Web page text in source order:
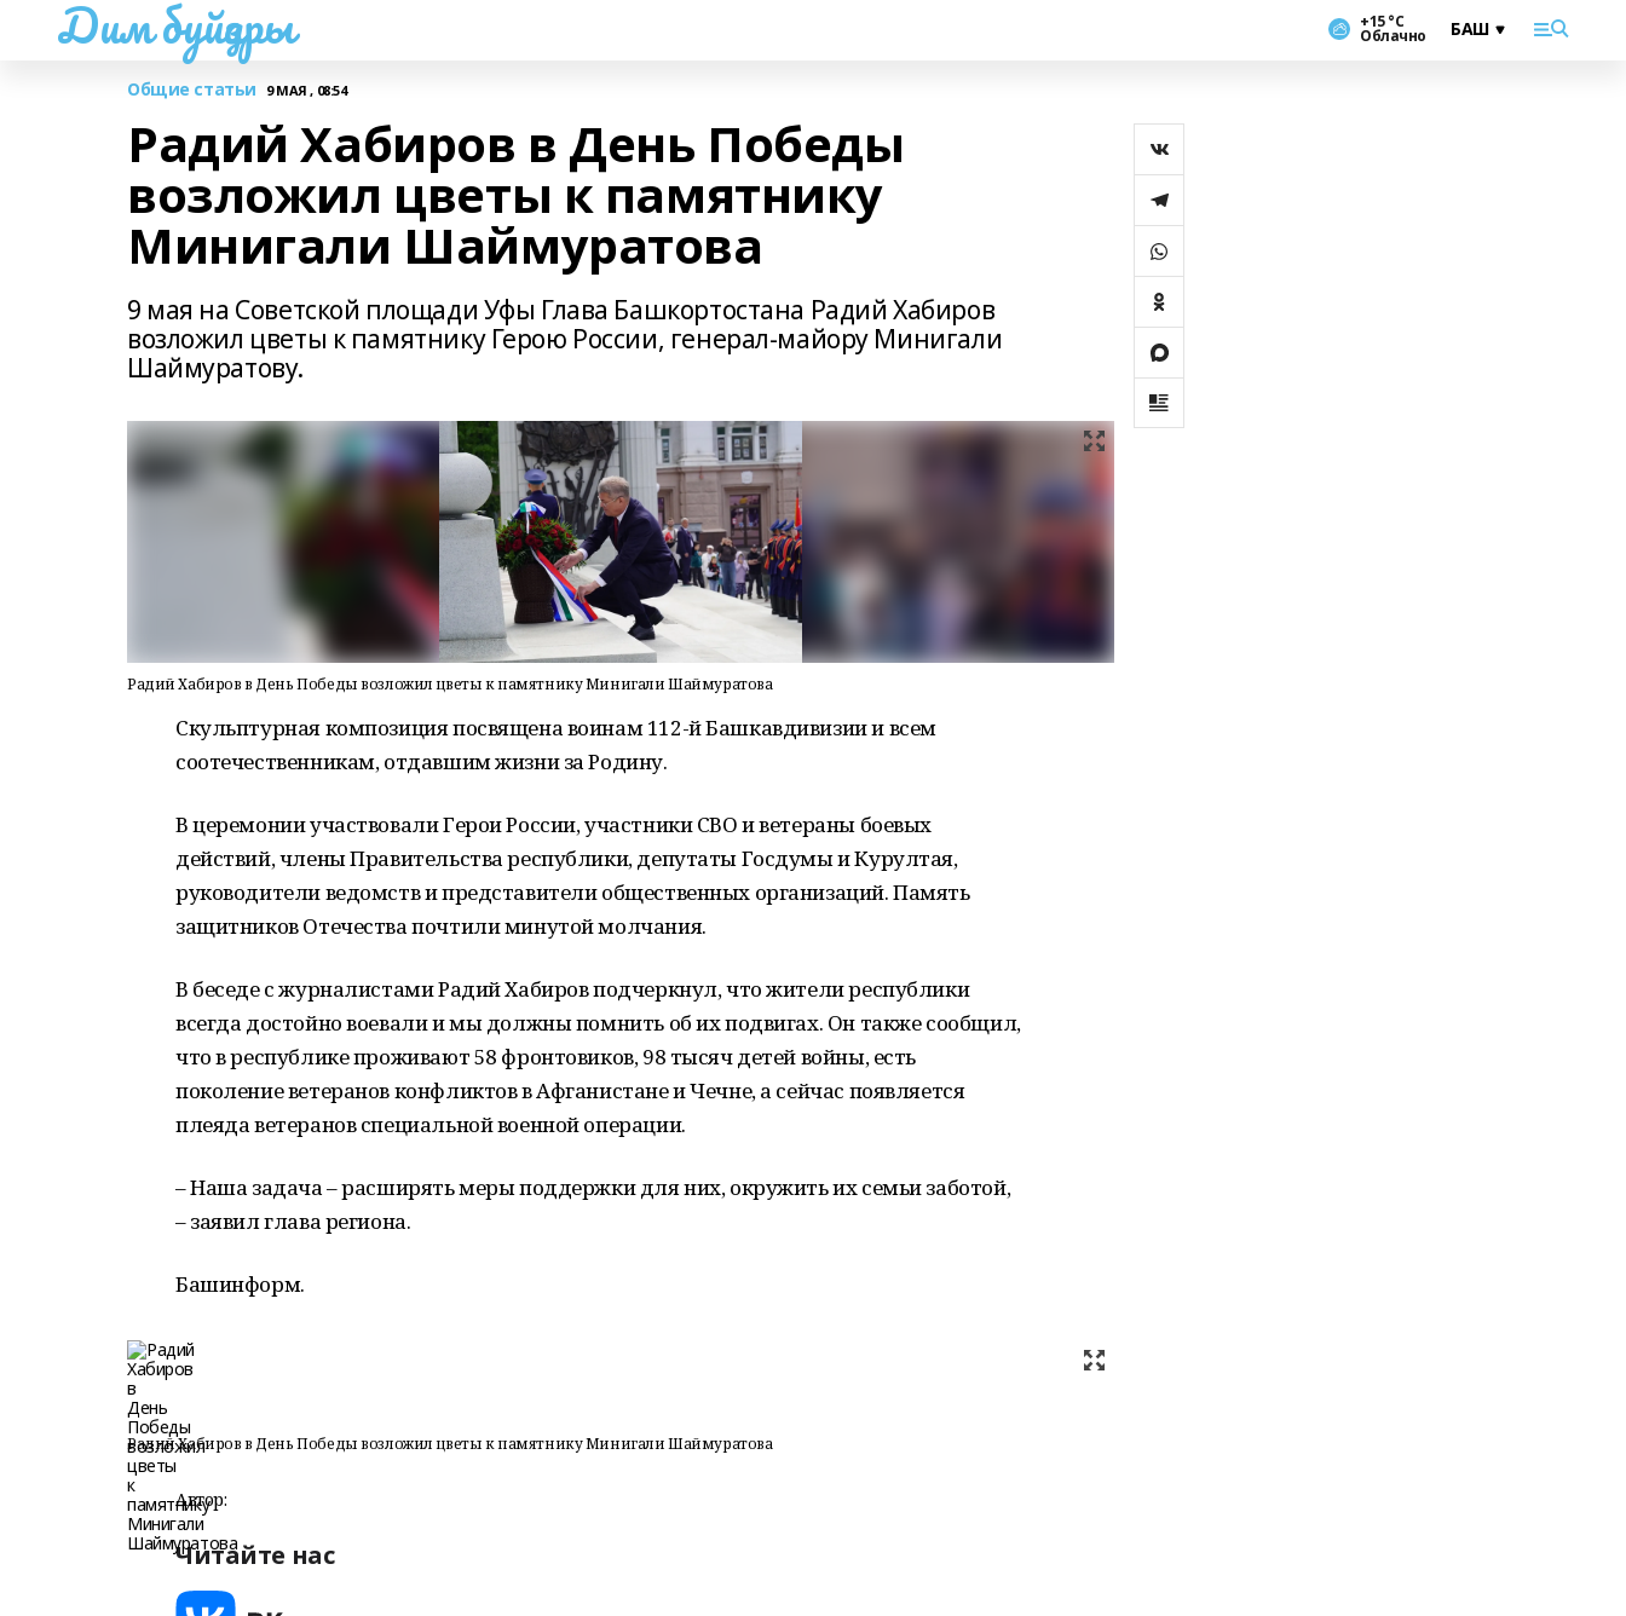
Дим буйҙары +15 °С
Облачно
Общие статьи 9 МАЯ , 08:54
Радий Хабиров в День Победы
возложил цветы к памятнику
Минигали Шаймуратова
9 мая на Советской площади Уфы Глава Башкортостана Радий Хабиров
возложил цветы к памятнику Герою России, генерал-майору Минигали
Шаймуратову.
Радий Хабиров в День Победы возложил цветы к памятнику Минигали Шаймуратова
Скульптурная композиция посвящена воинам 112-й Башкавдивизии и всем
соотечественникам, отдавшим жизни за Родину.
В церемонии участвовали Герои России, участники СВО и ветераны боевых
действий, члены Правительства республики, депутаты Госдумы и Курултая,
руководители ведомств и представители общественных организаций. Память
защитников Отечества почтили минутой молчания.
В беседе с журналистами Радий Хабиров подчеркнул, что жители республики
всегда достойно воевали и мы должны помнить об их подвигах. Он также сообщил,
что в республике проживают 58 фронтовиков, 98 тысяч детей войны, есть
поколение ветеранов конфликтов в Афганистане и Чечне, а сейчас появляется
плеяда ветеранов специальной военной операции.
– Наша задача – расширять меры поддержки для них, окружить их семьи заботой,
– заявил глава региона.
Башинформ.
Радий Хабиров в День Победы возложил цветы к памятнику Минигали Шаймуратова
Автор:
Читайте нас